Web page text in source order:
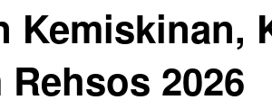
Kemiskinan,
2026